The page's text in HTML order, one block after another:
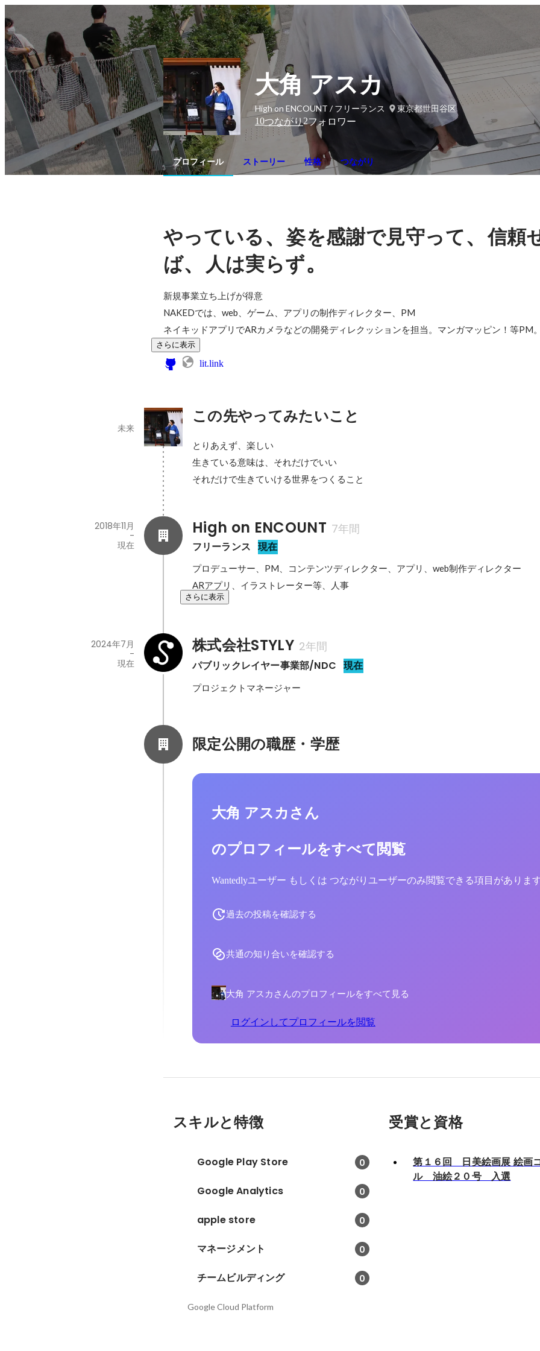
大角 アスカ
High on ENCOUNT / フリーランス
東京都世田谷区
10つながり2フォロワー
プロフィール ストーリー 性格 つながり
やっている、姿を感謝で見守って、信頼
ば、人は実らず。
新規事業立ち上げが得意
NAKEDでは、web、ゲーム、アプリの制作ディレクター、PM
ネイキッドアプリでARカメラなどの開発ディレクッションを担当。マンガマッピン！等PM
さらに表示
lit.link
この先やってみたいこと
未来
とりあえず、楽しい
生きている意味は、それだけでいい
それだけで生きていける世界をつくること
High on ENCOUNT 7年間
フリーランス 現在
2018年11月
-
現在
プロデューサー、PM、コンテンツディレクター、アプリ、web制作ディレクター
ARアプリ、イラストレーター等、人事
さらに表示
株式会社STYLY 2年間
パブリックレイヤー事業部/NDC 現在
2024年7月
-
現在
プロジェクトマネージャー
限定公開の職歴・学歴
大角 アスカさん
のプロフィールをすべて閲覧
Wantedlyユーザー もしくは つながりユーザーのみ閲覧できる項目がありま
過去の投稿を確認する
共通の知り合いを確認する
大角 アスカさんのプロフィールをすべて見る
ログインしてプロフィールを閲覧
スキルと特徴
Google Play Store 0
Google Analytics 0
apple store 0
マネージメント 0
チームビルディング 0
Google Cloud Platform
受賞と資格
第１６回 日美絵画展 絵画
ル 油絵２０号 入選